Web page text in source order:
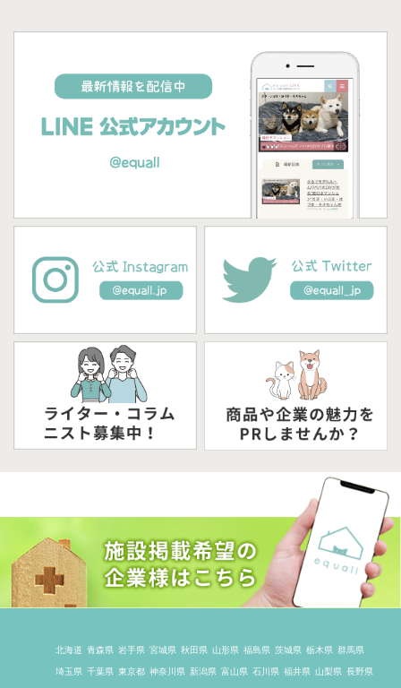
北海道 青森県 岩手県 宮城県 秋田県 山形県 福島県 茨城県 栃木県 群馬県
埼玉県 千葉県 東京都 神奈川県 新潟県 富山県 石川県 福井県 山梨県 長野県